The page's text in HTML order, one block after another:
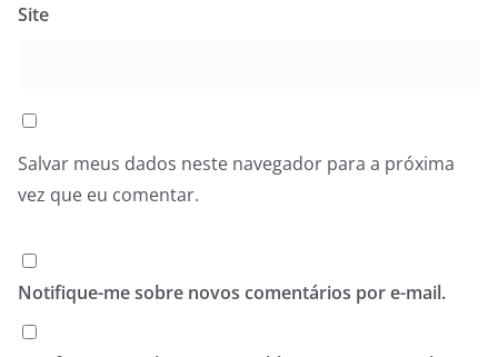
Site
Salvar meus dados neste navegador para a próxima
vez que eu comentar.
Notifique-me sobre novos comentários por e-mail.